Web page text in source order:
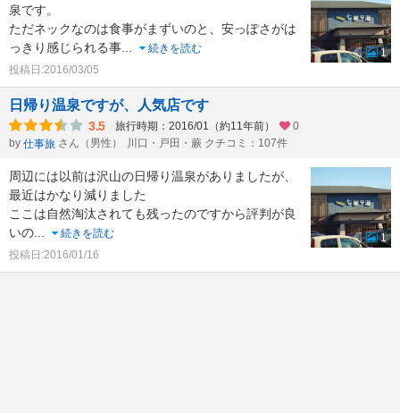
泉です。
ただネックなのは食事がまずいのと、安っぽさがは
っきり感じられる事...
続きを読む
投稿日:2016/03/05
1
日帰り温泉ですが、人気店です
3.5 旅行時期：2016/01（約11年前）
0
by 仕事旅 さん（男性） 川口・戸田・蕨 クチコミ：107件
周辺には以前は沢山の日帰り温泉がありましたが、
最近はかなり減りました
ここは自然淘汰されても残ったのですから評判が良
いの...
続きを読む
投稿日:2016/01/16
1